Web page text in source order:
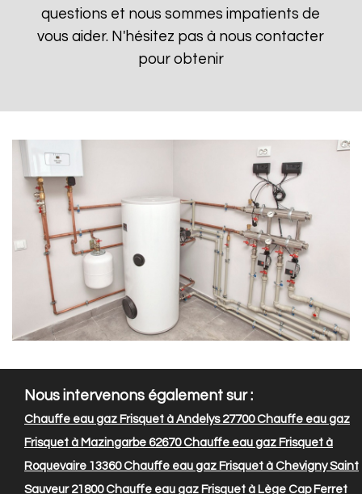
questions et nous sommes impatients de
vous aider. N'hésitez pas à nous contacter
pour obtenir
Nous intervenons également sur :
Chauffe eau gaz Frisquet à Andelys 27700Chauffe eau gaz
Frisquet à Mazingarbe 62670Chauffe eau gaz Frisquet à
Roquevaire 13360Chauffe eau gaz Frisquet à Chevigny Saint
Sauveur 21800Chauffe eau gaz Frisquet à Lège Cap Ferret